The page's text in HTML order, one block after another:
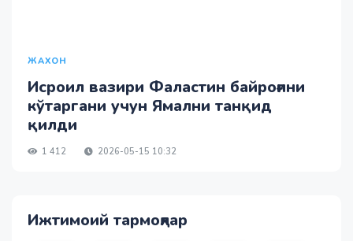
ЖАХОН
Исроил вазири Фаластин байроғини
кўтаргани учун Ямални танқид
қилди
1 412 2026-05-15 10:32
Ижтимоий тармоқлар